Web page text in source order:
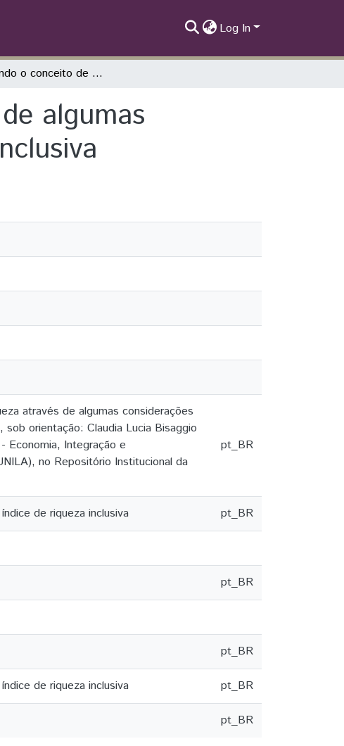
Log In
Discutindo o conceito de riqueza através de algumas considerações sobre o índice de riqueza inclusiva
algumas
através de algumas considerações
orientação: Claudia Lucia Bisaggio
Economia, Integração e
no Repositório Institucional da
pt_BR
de riqueza inclusiva pt_BR
pt_BR
pt_BR
de riqueza inclusiva pt_BR
pt_BR